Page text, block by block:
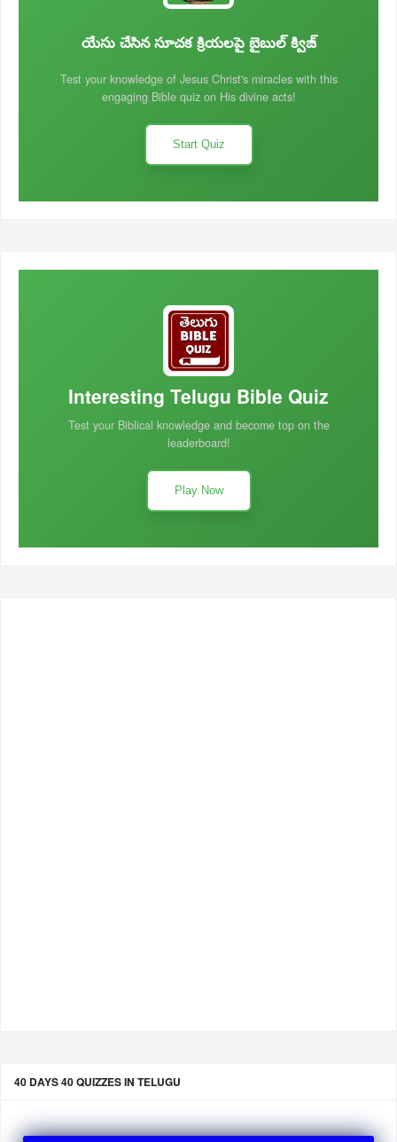
యేసు చేసిన సూచక క్రియలపై బైబుల్ క్విజ్
Test your knowledge of Jesus Christ's miracles with this
engaging Bible quiz on His divine acts!
Start Quiz
Interesting Telugu Bible Quiz
Test your Biblical knowledge and become top on the
leaderboard!
Play Now
40 DAYS 40 QUIZZES IN TELUGU